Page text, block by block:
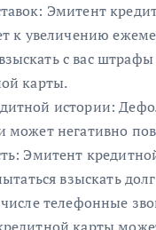
Эмитент
к увеличению
с вас
карты.
истории:
может негативно
Эмитент
взыскать
телефонные